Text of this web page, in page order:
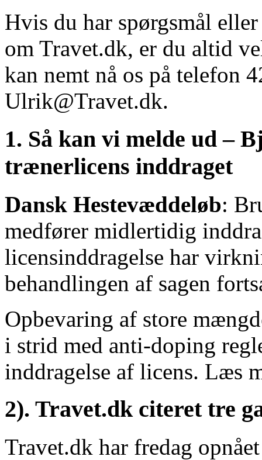
Hvis du har spørgsmål
om Travet.dk, er du altid
kan nemt nå os på telefon
Ulrik@Travet.dk.
1. Så kan vi melde ud –
trænerlicens inddraget
Dansk Hestevæddeløb:
medfører midlertidig
licensinddragelse har
behandlingen af sagen
Opbevaring af store
i strid med anti-doping
inddragelse af licens. Læs
2). Travet.dk citeret tre
Travet.dk har fredag